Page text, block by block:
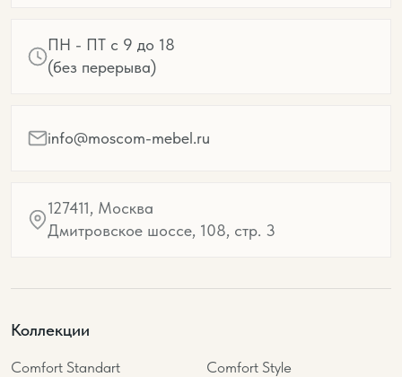
ПН - ПТ с 9 до 18
(без перерыва)
info@moscom-mebel.ru
127411, Москва
Дмитровское шоссе, 108, стр. 3
Коллекции
Comfort Standart
Comfort Style